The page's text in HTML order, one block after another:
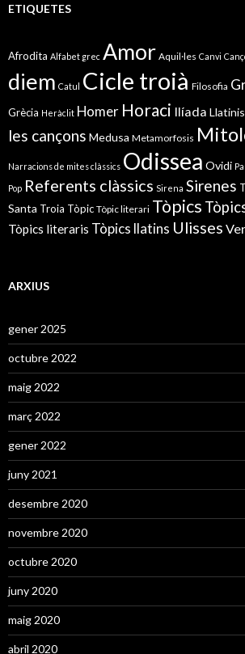
ETIQUETES
Afrodita Alfabet grec Amor Aquil·les Canvi
diem Catul Cicle troià Filosofia
Grècia Heràclit Homer Horaci Ilíada
les cançons Medusa Metamorfosis
Narracions de mites clàssics Odissea Ovidi
Pop Referents clàssics Sirena Sirenes
Santa Troia Tòpic Tòpic literari Tòpics
Tòpics literaris Tòpics llatins Ulisses
ARXIUS
gener 2025
octubre 2022
maig 2022
març 2022
gener 2022
juny 2021
desembre 2020
novembre 2020
octubre 2020
juny 2020
maig 2020
abril 2020